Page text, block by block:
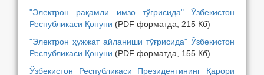
"Электрон рақамли имзо тўғрисида" Ўзбекистон
Республикаси Қонуни (PDF форматда, 215 Кб)
"Электрон ҳужжат айланиши тўғрисида" Ўзбекистон
Республикаси Қонуни (PDF форматда, 155 Кб)
Ўзбекистон Республикаси Президентининг Қарори